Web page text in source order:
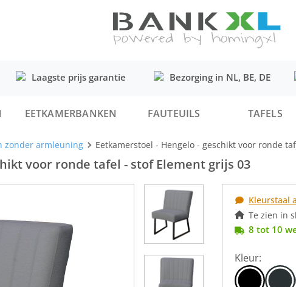
Laagste prijs garantie Bezorging in NL, BE, DE
EETKAMERBANKEN FAUTEUILS TAFELS
zonder armleuning Eetkamerstoel - Hengelo - geschikt voor ronde
voor ronde tafel - stof Element grijs 03
Kleurstaal
Te zien in
8 tot 10
Kleur: